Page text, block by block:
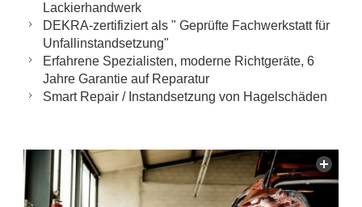
Lackierhandwerk
DEKRA-zertifiziert als " Geprüfte Fachwerkstatt für
Unfallinstandsetzung"
Erfahrene Spezialisten, moderne Richtgeräte, 6
Jahre Garantie auf Reparatur
Smart Repair / Instandsetzung von Hagelschäden